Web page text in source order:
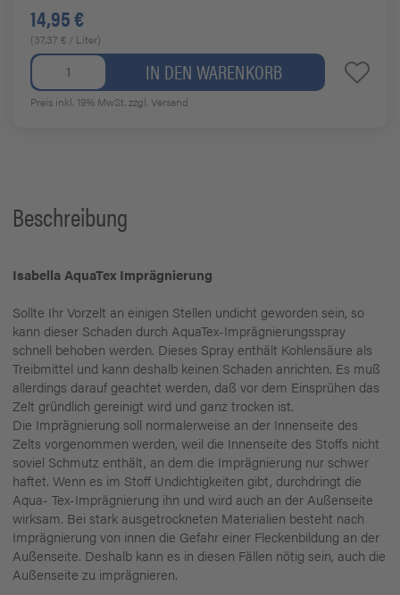
14,95 €
(37,37 € / Liter)
IN DEN WARENKORB
Preis inkl. 19% MwSt.zzgl. Versand
Beschreibung
Isabella AquaTex Imprägnierung
Sollte Ihr Vorzelt an einigen Stellen undicht geworden sein, so
kann dieser Schaden durch AquaTex-Imprägnierungsspray
schnell behoben werden. Dieses Spray enthält Kohlensäure als
Treibmittel und kann deshalb keinen Schaden anrichten. Es muß
allerdings darauf geachtet werden, daß vor dem Einsprühen das
Zelt gründlich gereinigt wird und ganz trocken ist.
Die Imprägnierung soll normalerweise an der Innenseite des
Zelts vorgenommen werden, weil die Innenseite des Stoffs nicht
soviel Schmutz enthält, an dem die Imprägnierung nur schwer
haftet. Wenn es im Stoff Undichtigkeiten gibt, durchdringt die
Aqua- Tex-Imprägnierung ihn und wird auch an der Außenseite
wirksam. Bei stark ausgetrockneten Materialien besteht nach
Imprägnierung von innen die Gefahr einer Fleckenbildung an der
Außenseite. Deshalb kann es in diesen Fällen nötig sein, auch die
Außenseite zu imprägnieren.